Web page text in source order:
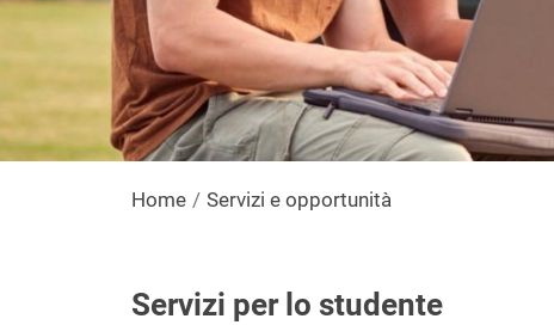
Home Servizi e opportunità
Servizi per lo studente